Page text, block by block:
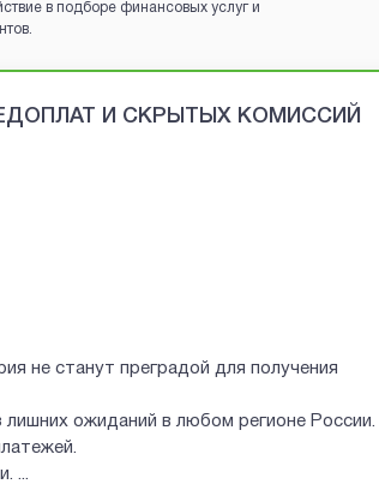
в подборе финансовых услуг и
И СКРЫТЫХ КОМИССИЙ
не станут преградой для получения
лишних ожиданий в любом регионе России.
...